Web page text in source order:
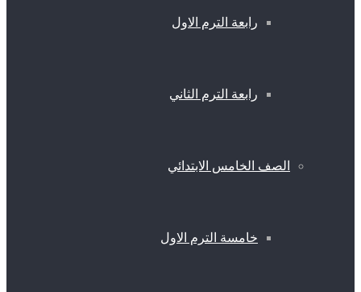
رابعة الترم الاول
رابعة الترم الثاني
الصف الخامس الابتدائي
خامسة الترم الاول